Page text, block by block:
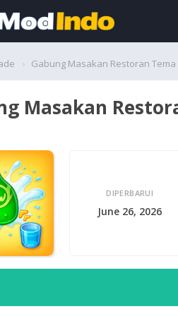
Gabung Masakan Restoran Tema
Masakan
DIPERBARUI
June 26, 2026